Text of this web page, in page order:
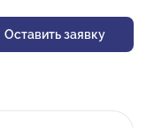
Оставить заявку
Забронировать